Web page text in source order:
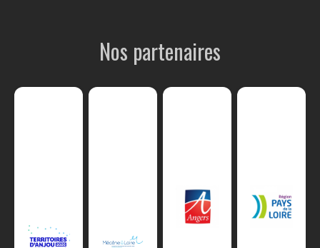
Nos partenaires